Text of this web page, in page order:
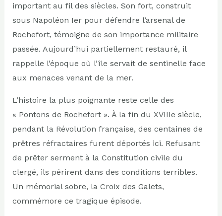
important au fil des siècles. Son fort, construit
sous Napoléon Ier pour défendre l’arsenal de
Rochefort, témoigne de son importance militaire
passée. Aujourd’hui partiellement restauré, il
rappelle l’époque où l’île servait de sentinelle face
aux menaces venant de la mer.
L’histoire la plus poignante reste celle des
« Pontons de Rochefort ». À la fin du XVIIIe siècle,
pendant la Révolution française, des centaines de
prêtres réfractaires furent déportés ici. Refusant
de prêter serment à la Constitution civile du
clergé, ils périrent dans des conditions terribles.
Un mémorial sobre, la Croix des Galets,
commémore ce tragique épisode.